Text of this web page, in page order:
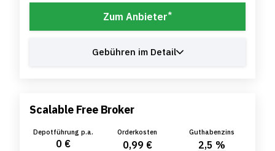
Zum Anbieter*
Gebühren im Detail
Scalable Free Broker
Depotführung p.a.
0 €
Orderkosten
0,99 €
Guthabenzins
2,5 %